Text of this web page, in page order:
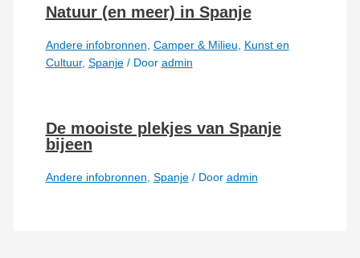
Natuur (en meer) in Spanje
Andere infobronnen Camper & Milieu
Kunst en
Cultuur, Spanje/ Door admin
De mooiste plekjes van Spanje
bijeen
Andere infobronnen Spanje/ Door admin